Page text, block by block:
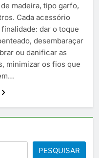
madeira, tipo garfo,
Cada acessório
dar o toque
desembaraçar
ou danificar as
minimizar os fios que
PESQUISAR